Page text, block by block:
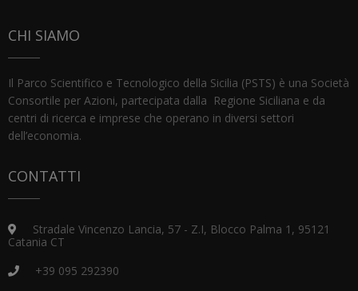
CHI SIAMO
Il Parco Scientifico e Tecnologico della Sicilia (PSTS) è una Società
Consortile per Azioni, partecipata dalla Regione Siciliana e da
centri di ricerca e imprese che operano in diversi settori
dell’economia.
CONTATTI
Stradale Vincenzo Lancia, 57 - Z.I, Blocco Palma 1, 95121
Catania CT
+39 095 292390